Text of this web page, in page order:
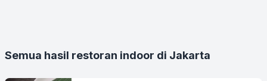
Semua hasil restoran indoor di Jakarta